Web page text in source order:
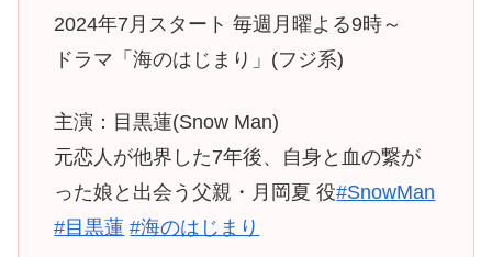
2024年7月スタート 毎週月曜よる9時～
ドラマ「海のはじまり」(フジ系)
主演：目黒蓮(Snow Man)
元恋人が他界した7年後、自身と血の繋が
った娘と出会う父親・月岡夏 役#SnowMan
#目黒蓮 #海のはじまり